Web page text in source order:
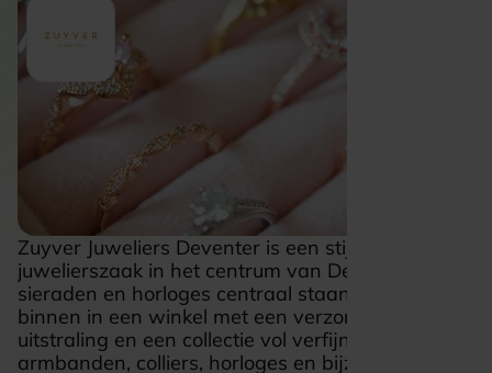
Zuyver Juweliers Deventer is een stijlvolle
juwelierszaak in het centrum van Deventer waar
sieraden en horloges centraal staan. Je stapt
binnen in een winkel met een verzorgde, warme
uitstraling en een collectie vol verfijnde ringen,
armbanden, colliers, horloges en bijzondere